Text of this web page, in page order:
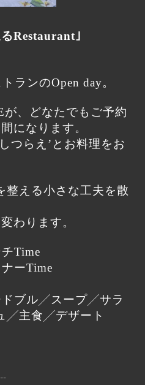
Restaurant｣
ランのOpen day。
、どなたでもご予約
になります。
つらえ’とお料理をお
整える小さな工夫を散
わります。
Time
ーTime
ブル╱スープ╱サラ
╱主食╱デザート